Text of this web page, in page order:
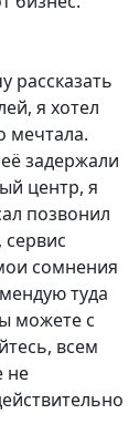
рассказать
я хотел
мечтала.
задержали
центр, я
позвонил
сомнения
туда
можете с
всем
не